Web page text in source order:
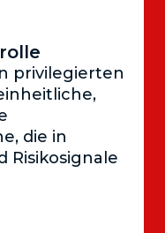
privilegierten
die in
Risikosignale